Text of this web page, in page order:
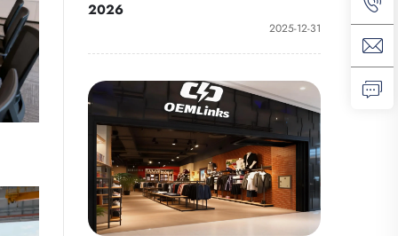
2026
2025-12-31